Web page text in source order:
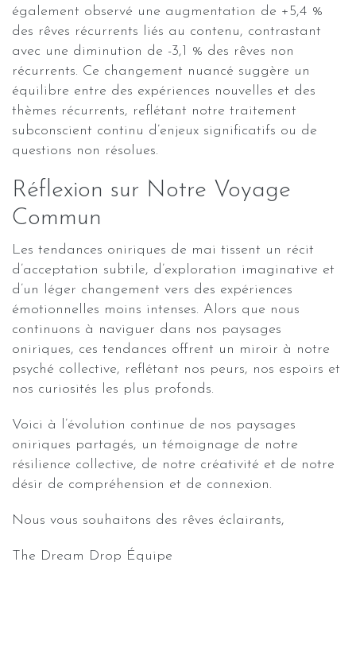
également observé une augmentation de +5,4 %
des rêves récurrents liés au contenu, contrastant
avec une diminution de -3,1 % des rêves non
récurrents. Ce changement nuancé suggère un
équilibre entre des expériences nouvelles et des
thèmes récurrents, reflétant notre traitement
subconscient continu d’enjeux significatifs ou de
questions non résolues.
Réflexion sur Notre Voyage
Commun
Les tendances oniriques de mai tissent un récit
d’acceptation subtile, d’exploration imaginative et
d’un léger changement vers des expériences
émotionnelles moins intenses. Alors que nous
continuons à naviguer dans nos paysages
oniriques, ces tendances offrent un miroir à notre
psyché collective, reflétant nos peurs, nos espoirs et
nos curiosités les plus profonds.
Voici à l’évolution continue de nos paysages
oniriques partagés, un témoignage de notre
résilience collective, de notre créativité et de notre
désir de compréhension et de connexion.
Nous vous souhaitons des rêves éclairants,
The Dream Drop Équipe